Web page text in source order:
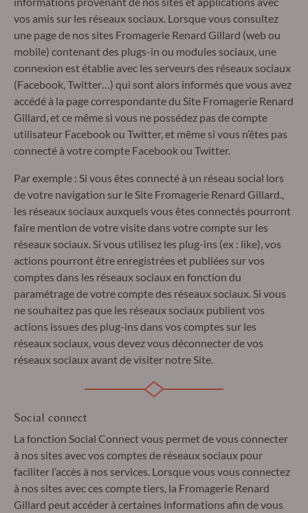
vos amis sur les réseaux sociaux. Lorsque vous consultez
une page de nos sites Fromagerie Renard Gillard (web ou
mobile) contenant des plugs-in ou modules sociaux, une
connexion est établie avec les serveurs des réseaux sociaux
(Facebook, Twitter…) qui sont alors informés que vous avez
accédé à la page correspondante du Site Fromagerie Renard
Gillard, et ce même si vous ne possédez pas de compte
utilisateur Facebook ou Twitter, et même si vous n’êtes pas
connecté à votre compte Facebook ou Twitter.
Par exemple : Si vous êtes connecté à un réseau social lors
de votre navigation sur le Site Fromagerie Renard Gillard.,
les réseaux sociaux auxquels vous êtes connectés pourront
faire mention de votre visite dans votre compte sur les
réseaux sociaux. Si vous utilisez les plug-ins (ex : like), vos
actions pourront être enregistrées et publiées sur vos
comptes dans les réseaux sociaux en fonction du
paramétrage de votre compte des réseaux sociaux. Si vous
ne souhaitez pas que les réseaux sociaux publient vos
actions issues des plug-ins dans vos comptes sur les
réseaux sociaux, vous devez vous déconnecter de vos
réseaux sociaux avant de visiter notre Site.
Social connect
La fonction Social Connect vous permet de vous connecter
à nos sites avec vos comptes de réseaux sociaux pour
faciliter l’accès à nos services. Lorsque vous vous connectez
à nos sites avec ces compte tiers, la Fromagerie Renard
Gillard peut accéder à certaines informations afin de vous